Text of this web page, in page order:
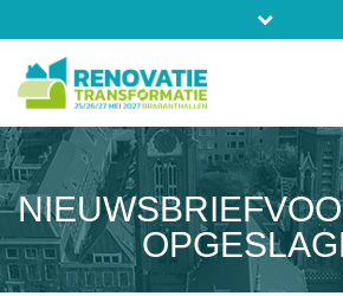
beurs@54events.nl
Exposanten login